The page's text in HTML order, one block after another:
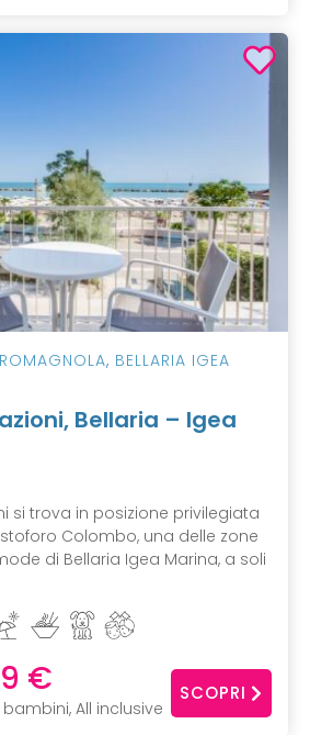
, BELLARIA IGEA
Bellaria – Igea
si trova in posizione privilegiata
Colombo, una delle zone
di Bellaria Igea Marina, a soli
€
bambini, All inclusive
SCOPRI